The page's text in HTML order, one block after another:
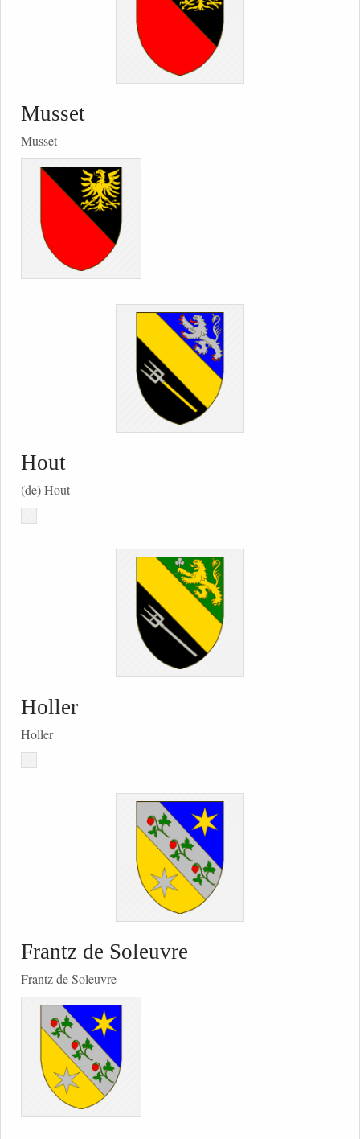
Musset
Musset
Hout
(de) Hout
Holler
Holler
Frantz de Soleuvre
Frantz de Soleuvre